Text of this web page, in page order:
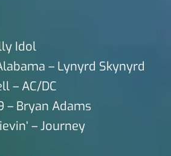
Idol
– Lynyrd Skynyrd
– AC/DC
– Bryan Adams
– Journey